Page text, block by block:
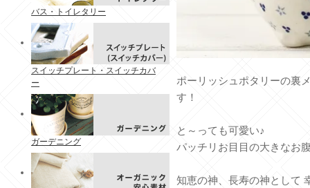
ポーリッシュポタリーの裏
す！
と～っても可愛い♪
パッチリお目目の大きなお
知恵の神、長寿の神として
バス・トイレタリー
スイッチプレート・スイッチカバ
ー
ガーデニング